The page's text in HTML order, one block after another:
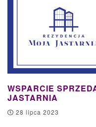
WSPARCIE
JASTARNIA
28 lipca 2023